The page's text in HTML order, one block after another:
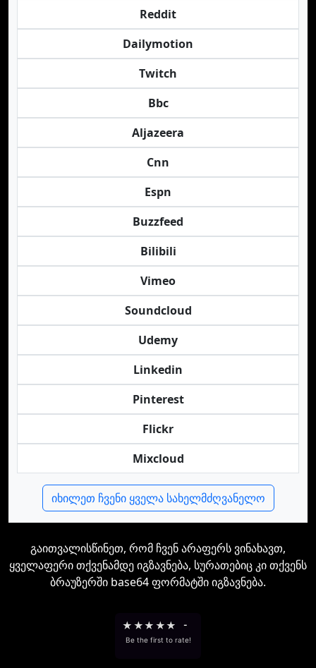
Reddit
Dailymotion
Twitch
Bbc
Aljazeera
Cnn
Espn
Buzzfeed
Bilibili
Vimeo
Soundcloud
Udemy
Linkedin
Pinterest
Flickr
Mixcloud
იხილეთ ჩვენი ყველა სახელმძღვანელო
გაითვალისწინეთ, რომ ჩვენ არაფერს ვინახავთ,
ყველაფერი თქვენამდე იგზავნება, სურათებიც კი თქვენს
ბრაუზერში base64 ფორმატში იგზავნება.
★ ★★ ★★ -
Be the first to rate!